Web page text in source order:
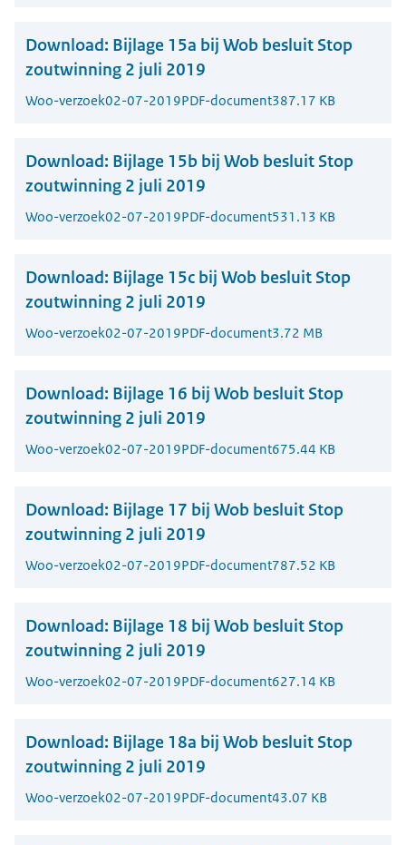
Download: Bijlage 15a bij Wob besluit Stop
zoutwinning 2 juli 2019
Woo-verzoek02-07-2019PDF-document387.17 KB
Download: Bijlage 15b bij Wob besluit Stop
zoutwinning 2 juli 2019
Woo-verzoek02-07-2019PDF-document531.13 KB
Download: Bijlage 15c bij Wob besluit Stop
zoutwinning 2 juli 2019
Woo-verzoek02-07-2019PDF-document3.72 MB
Download: Bijlage 16 bij Wob besluit Stop
zoutwinning 2 juli 2019
Woo-verzoek02-07-2019PDF-document675.44 KB
Download: Bijlage 17 bij Wob besluit Stop
zoutwinning 2 juli 2019
Woo-verzoek02-07-2019PDF-document787.52 KB
Download: Bijlage 18 bij Wob besluit Stop
zoutwinning 2 juli 2019
Woo-verzoek02-07-2019PDF-document627.14 KB
Download: Bijlage 18a bij Wob besluit Stop
zoutwinning 2 juli 2019
Woo-verzoek02-07-2019PDF-document43.07 KB